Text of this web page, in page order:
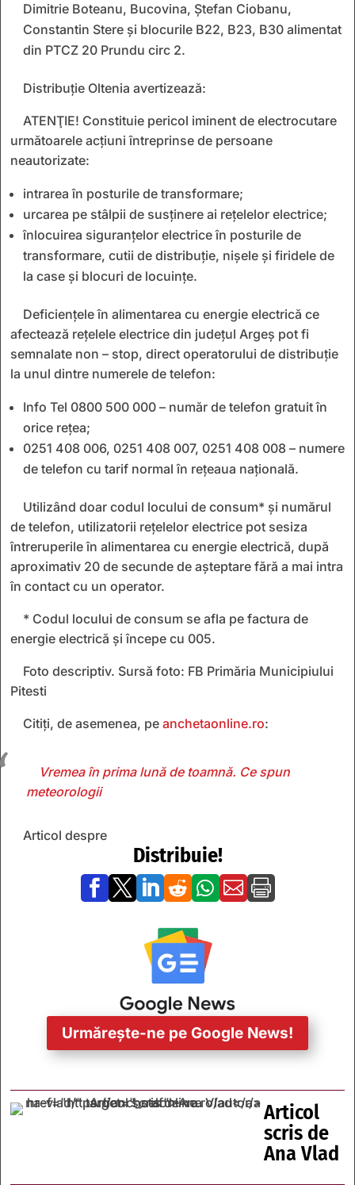
Dimitrie Boteanu, Bucovina, Ștefan Ciobanu,
Constantin Stere și blocurile B22, B23, B30 alimentat
din PTCZ 20 Prundu circ 2.
Distribuţie Oltenia avertizează:
ATENŢIE! Constituie pericol iminent de electrocutare
următoarele acţiuni întreprinse de persoane
neautorizate:
intrarea în posturile de transformare;
urcarea pe stâlpii de susţinere ai reţelelor electrice;
înlocuirea siguranţelor electrice în posturile de
transformare, cutii de distribuţie, nişele și firidele de
la case şi blocuri de locuinţe.
Deficiențele în alimentarea cu energie electrică ce
afectează rețelele electrice din județul Argeș pot fi
semnalate non – stop, direct operatorului de distribuție
la unul dintre numerele de telefon:
Info Tel 0800 500 000 – număr de telefon gratuit în
orice rețea;
0251 408 006, 0251 408 007, 0251 408 008 – numere
de telefon cu tarif normal în rețeaua națională.
Utilizând doar codul locului de consum* și numărul
de telefon, utilizatorii rețelelor electrice pot sesiza
întreruperile în alimentarea cu energie electrică, după
aproximativ 20 de secunde de așteptare fără a mai intra
în contact cu un operator.
* Codul locului de consum se afla pe factura de
energie electrică și începe cu 005.
Foto descriptiv. Sursă foto: FB Primăria Municipiului
Pitesti
Citiți, de asemenea, pe anchetaonline.ro:
Vremea în prima lună de toamnă. Ce spun
meteorologii
Articol despre
Distribuie!
      
Urmărește-ne pe Google News!
Articol
scris de
Ana Vlad